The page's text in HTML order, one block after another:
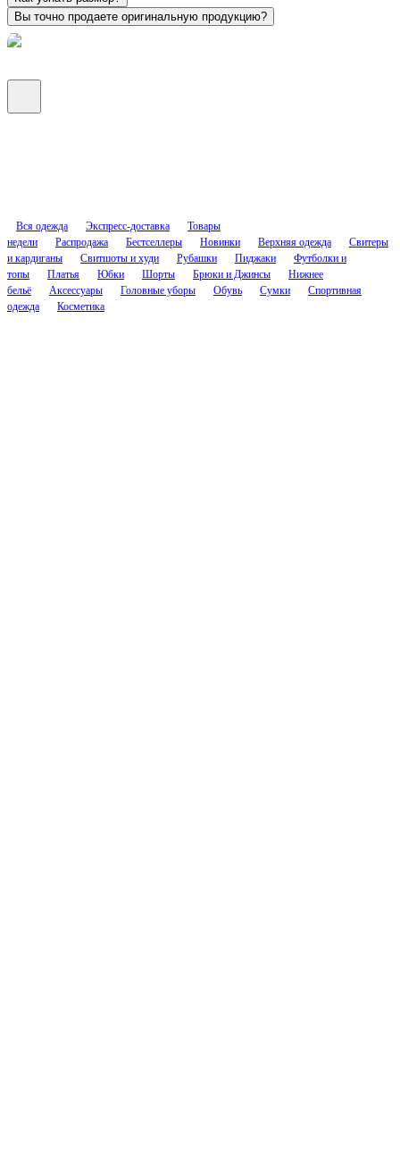
Вы точно продаете оригинальную продукцию?
Вся одежда Экспресс-доставка
Товары
недели
Распродажа Бестселлеры Новинки Верхняя одежда
Свитеры
и кардиганы
Свитшоты и худи Рубашки Пиджаки
Футболки и
топы
Платья Юбки Шорты Брюки и Джинсы
Нижнее
бельё
Аксессуары Головные уборы Обувь Сумки
Спортивная
одежда
Косметика